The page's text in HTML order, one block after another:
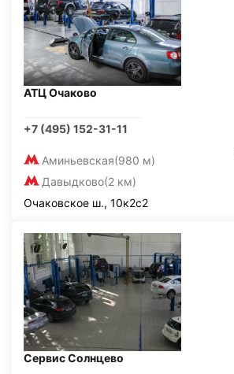
АТЦ Очаково
+7 (495) 152-31-11
Аминьевская(980 м)
Давыдково(2 км)
Очаковское ш., 10к2с2
Сервис Солнцево